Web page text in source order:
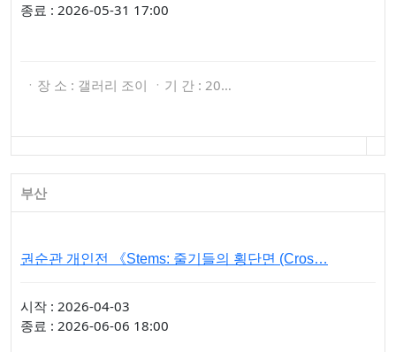
종료 : 2026-05-31 17:00
ㆍ장 소 : 갤러리 조이 ㆍ기 간 : 20…
부산
권순관 개인전 《Stems: 줄기들의 횡단면 (Cros…
시작 : 2026-04-03
종료 : 2026-06-06 18:00